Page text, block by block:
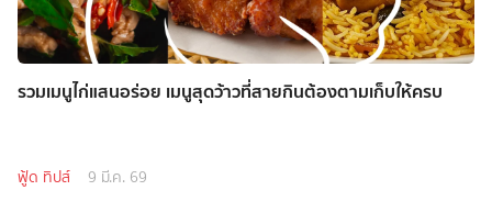
รวมเมนูไก่แสนอร่อย เมนูสุดว้าวที่สายกินต้องตามเก็บให้ครบ
ฟู้ด ทิปส์ 9 มี.ค. 69